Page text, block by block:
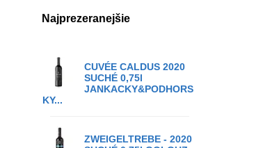
Najprezeranejšie
CUVÉE CALDUS 2020
SUCHÉ 0,75l
JANKACKY&PODHORS
KY...
ZWEIGELTREBE - 2020